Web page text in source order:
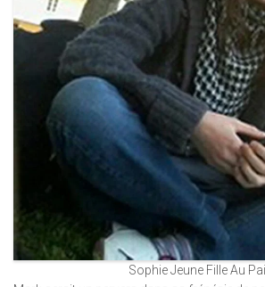
Sophie Jeune Fille Au